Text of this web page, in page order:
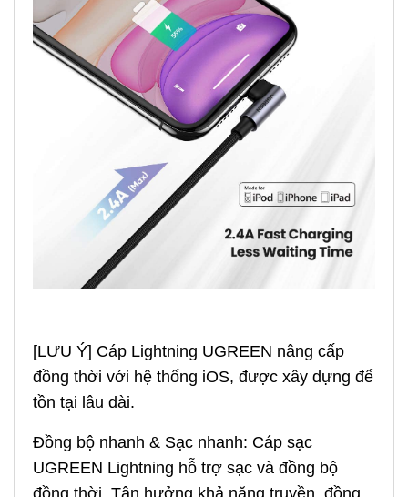
[LƯU Ý] Cáp Lightning UGREEN nâng cấp
đồng thời với hệ thống iOS, được xây dựng để
tồn tại lâu dài.
Đồng bộ nhanh & Sạc nhanh: Cáp sạc
UGREEN Lightning hỗ trợ sạc và đồng bộ